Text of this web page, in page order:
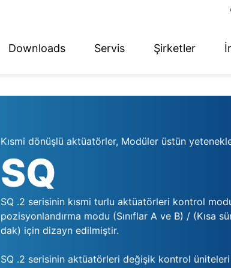
Downloads Servis Şirketler
Kısmi dönüşlü aktüatörler, Modüler üstün
SQ
SQ .2 serisinin kısmi turlu aktüatörleri kontrol
pozisyonlandırma modu (Sınıflar A ve B) / (Kısa
dak) için dizayn edilmiştir.
SQ .2 serisinin aktüatörleri değişik kontrol